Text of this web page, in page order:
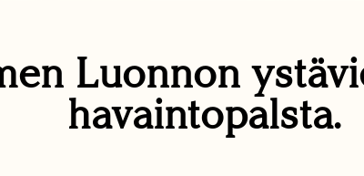
Luonnon
havaintopalsta.